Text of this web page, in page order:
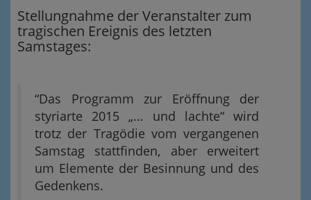
Stellungnahme der Veranstalter zum
tragischen Ereignis des letzten
Samstages:
“Das Programm zur Eröffnung der
styriarte 2015 „… und lachte“ wird
trotz der Tragödie vom vergangenen
Samstag stattfinden, aber erweitert
um Elemente der Besinnung und des
Gedenkens.